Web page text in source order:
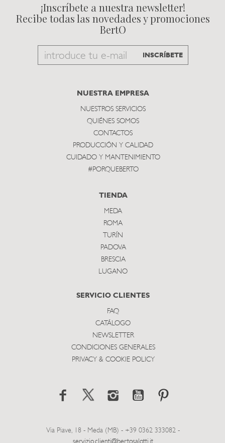
¡Inscríbete a nuestra newsletter!
Recibe todas las novedades y promociones
BertO
Email
subscribe
INSCRÍBETE
NUESTRA EMPRESA
NUESTROS SERVICIOS
QUIÉNES SOMOS
CONTACTOS
PRODUCCIÓN Y CALIDAD
CUIDADO Y MANTENIMIENTO
#PORQUEBERTO
TIENDA
MEDA
ROMA
TURÍN
PADOVA
BRESCIA
LUGANO
SERVICIO CLIENTES
FAQ
CATÁLOGO
NEWSLETTER
CONDICIONES GENERALES
PRIVACY & COOKIE POLICY
Via Piave, 18 - Meda (MB) - +39 0362 333082 -